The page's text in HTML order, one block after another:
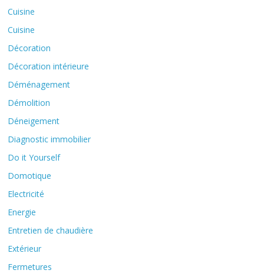
Cuisine
Cuisine
Décoration
Décoration intérieure
Déménagement
Démolition
Déneigement
Diagnostic immobilier
Do it Yourself
Domotique
Electricité
Energie
Entretien de chaudière
Extérieur
Fermetures